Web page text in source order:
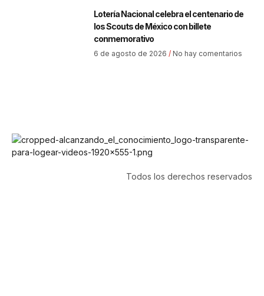
Lotería Nacional celebra el centenario de
los Scouts de México con billete
conmemorativo
6 de agosto de 2026 No hay comentarios
Todos los derechos reservados